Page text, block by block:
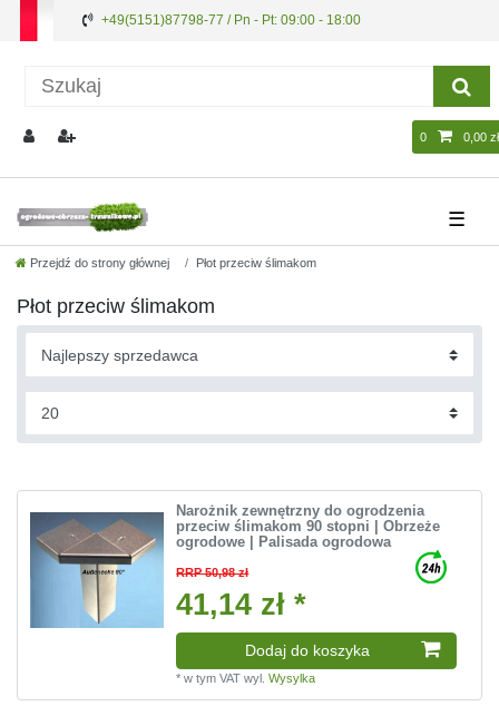
+49(5151)87798-77 / Pn - Pt: 09:00 - 18:00
0 0,00 zł
☰
Przejdź do strony głównej Płot przeciw ślimakom
Płot przeciw ślimakom
Narożnik zewnętrzny do ogrodzenia
przeciw ślimakom 90 stopni | Obrzeże
ogrodowe | Palisada ogrodowa
RRP 50,98 zł
41,14 zł *
Dodaj do koszyka
*w tym VAT wyl.Wysylka